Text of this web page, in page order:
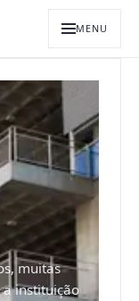
MENU
muitas
instituição